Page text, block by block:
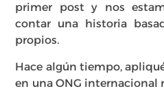
primer post y nos
contar una historia
propios.
Hace algún tiempo,
en una ONG internacional